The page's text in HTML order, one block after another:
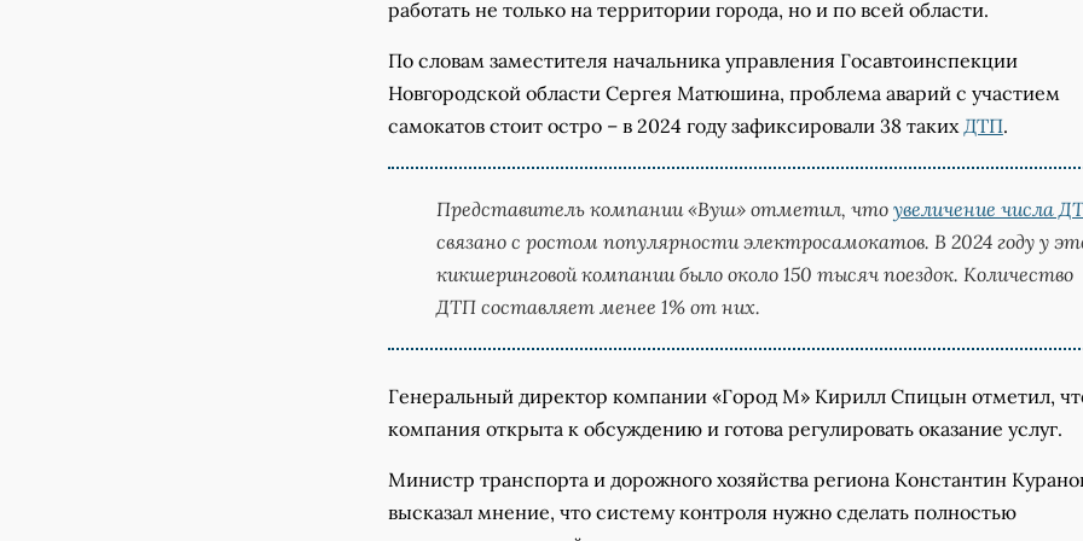
работать не только на территории города, но и по всей области.
По словам заместителя начальника управления Госавтоинспекции
Новгородской области Сергея Матюшина, проблема аварий с участием
самокатов стоит остро – в 2024 году зафиксировали 38 такихДТП.
Представитель компании «Вуш» отметил, что увеличение числа
связано с ростом популярности электросамокатов. В 2024 году у
кикшеринговой компании было около 150 тысяч поездок. Количество
ДТП составляет менее 1% от них.
Генеральный директор компании «Город М» Кирилл Спицын отметил,
компания открыта к обсуждению и готова регулировать оказание услуг.
Министр транспорта и дорожного хозяйства региона Константин
высказал мнение, что систему контроля нужно сделать полностью